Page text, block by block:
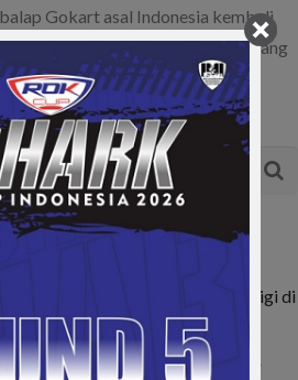
Gokart asal Indonesia kembali
di level internasional. Berlaga di ajang
Raja Athalla Khair Mulai Unjuk Gigi di
Manis Nio untuk Sang